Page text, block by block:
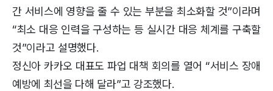
간 서비스에 영향을 줄 수 있는 부분을 최소화할 것”이라며
“최소 대응 인력을 구성하는 등 실시간 대응 체계를 구축할
것”이라고 설명했다.
정신아 카카오 대표도 파업 대책 회의를 열어 “서비스 장애
예방에 최선을 다해 달라”고 강조했다.